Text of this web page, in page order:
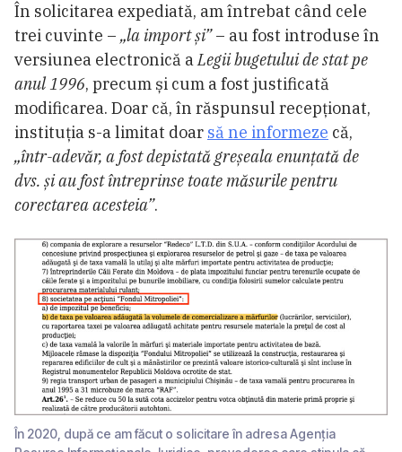
În solicitarea expediată, am întrebat când cele
trei cuvinte – „la import și”– au fost introduse în
versiunea electronică aLegii bugetului de stat pe
anul 1996, precum și cum a fost justificată
modificarea. Doar că, în răspunsul recepționat,
instituția s-a limitat doar să ne informeze că,
„într-adevăr, a fost depistată greșeala enunțată de
dvs. și au fost întreprinse toate măsurile pentru
corectarea acesteia”.
În 2020, după ce am făcut o solicitare în adresa Agenția